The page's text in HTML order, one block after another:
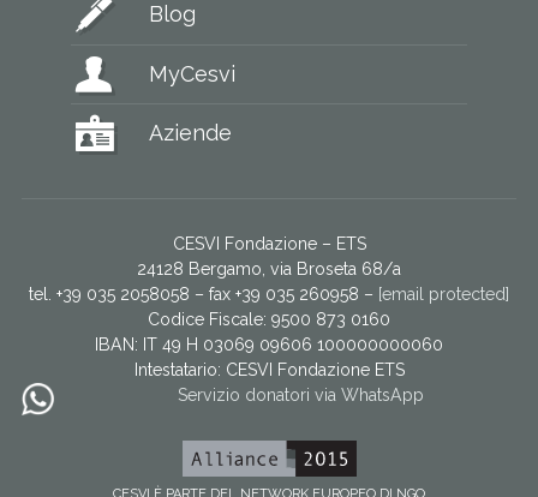
Blog
MyCesvi
Aziende
CESVI Fondazione – ETS
24128 Bergamo, via Broseta 68/a
tel. +39 035 2058058 – fax +39 035 260958 – [email protected]
Codice Fiscale: 9500 873 0160
IBAN: IT 49 H 03069 09606 100000000060
Intestatario: CESVI Fondazione ETS
Servizio donatori via WhatsApp
CESVI È PARTE DEL NETWORK EUROPEO DI NGO